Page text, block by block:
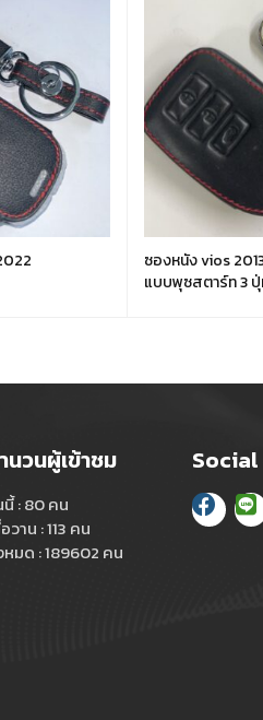
ซองหนัง vios
แบบพุซสตาร์ท 3
นวนผู้เข้าชม
นี้ : 80 คน
วาน : 113 คน
หมด : 189602 คน
Social